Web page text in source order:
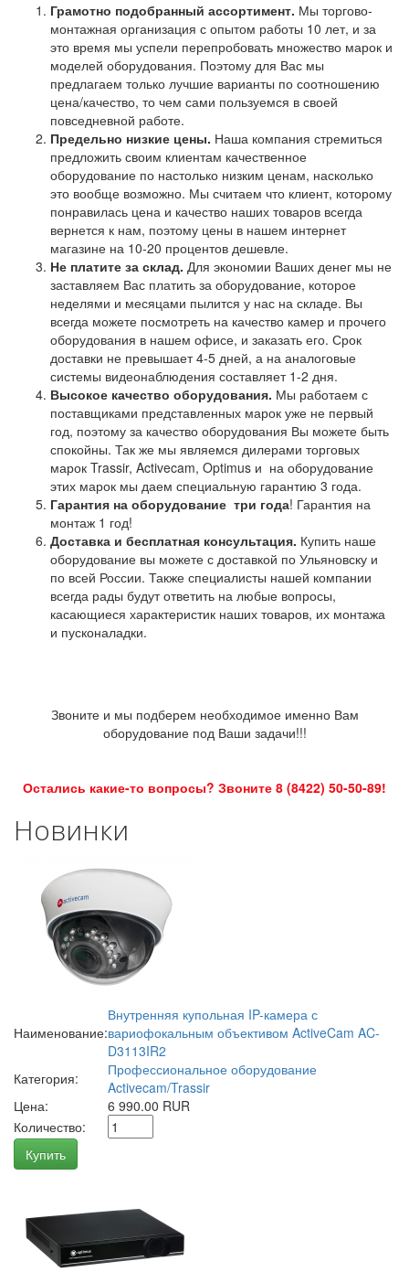
Грамотно подобранный ассортимент. Мы торгово-
монтажная организация с опытом работы 10 лет, и за
это время мы успели перепробовать множество марок и
моделей оборудования. Поэтому для Вас мы
предлагаем только лучшие варианты по соотношению
цена/качество, то чем сами пользуемся в своей
повседневной работе.
Предельно низкие цены. Наша компания стремиться
предложить своим клиентам качественное
оборудование по настолько низким ценам, насколько
это вообще возможно. Мы считаем что клиент, которому
понравилась цена и качество наших товаров всегда
вернется к нам, поэтому цены в нашем интернет
магазине на 10-20 процентов дешевле.
Не платите за склад. Для экономии Ваших денег мы не
заставляем Вас платить за оборудование, которое
неделями и месяцами пылится у нас на складе. Вы
всегда можете посмотреть на качество камер и прочего
оборудования в нашем офисе, и заказать его. Срок
доставки не превышает 4-5 дней, а на аналоговые
системы видеонаблюдения составляет 1-2 дня.
Высокое качество оборудования. Мы работаем с
поставщиками представленных марок уже не первый
год, поэтому за качество оборудования Вы можете быть
спокойны. Так же мы являемся дилерами торговых
марок Trassir, Activecam, Optimus и на оборудование
этих марок мы даем специальную гарантию 3 года.
Гарантия на оборудование три года! Гарантия на
монтаж 1 год!
Доставка и бесплатная консультация. Купить наше
оборудование вы можете с доставкой по Ульяновску и
по всей России. Также специалисты нашей компании
всегда рады будут ответить на любые вопросы,
касающиеся характеристик наших товаров, их монтажа
и пусконаладки.
Звоните и мы подберем необходимое именно Вам
оборудование под Ваши задачи!!!
Остались какие-то вопросы? Звоните 8 (8422) 50-50-89!
Новинки
Наименование:
Внутренняя купольная IP-камера с
вариофокальным объективом ActiveCam AC-
D3113IR2
Категория:
Профессиональное оборудование
Activecam/Trassir
Цена:
6 990.00 RUR
Количество:
Купить